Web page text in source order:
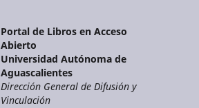
Portal de Libros en Acceso
Abierto
Universidad Autónoma de
Aguascalientes
Dirección General de Difusión y
Vinculación